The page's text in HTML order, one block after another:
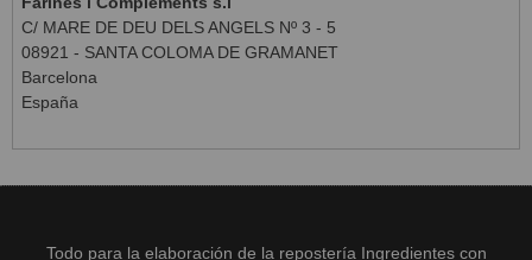
C/ MARE DE DEU DELS ANGELS Nº 3 - 5
08921 - SANTA COLOMA DE GRAMANET
Barcelona
España
Todo para la elaboración de la repostería Ingredientes con